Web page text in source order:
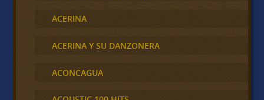
ACERINA
ACERINA Y SU DANZONERA
ACONCAGUA